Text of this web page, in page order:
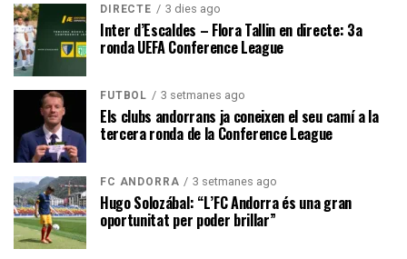
DIRECTE 3 dies ago
Inter d’Escaldes – Flora Tallin en directe: 3a
ronda UEFA Conference League
FUTBOL 3 setmanes ago
Els clubs andorrans ja coneixen el seu camí a la
tercera ronda de la Conference League
FC ANDORRA 3 setmanes ago
Hugo Solozábal: “L’FC Andorra és una gran
oportunitat per poder brillar”